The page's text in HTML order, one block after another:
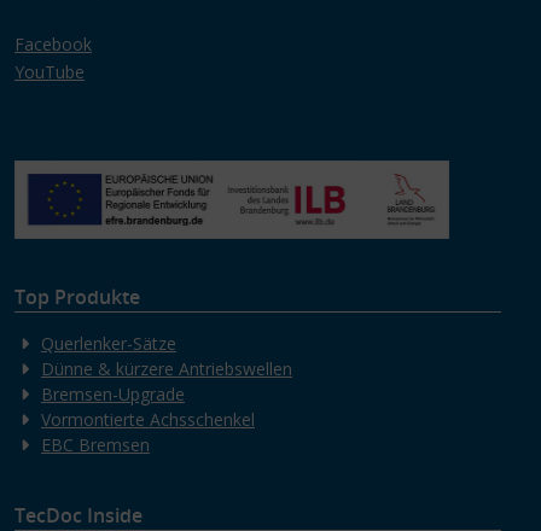
Facebook
YouTube
Top Produkte
Querlenker-Sätze
Dünne & kürzere Antriebswellen
Bremsen-Upgrade
Vormontierte Achsschenkel
EBC Bremsen
TecDoc Inside